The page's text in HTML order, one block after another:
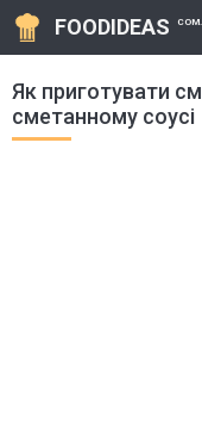
FOODIDEAS
Як приготувати
сметанному соусі